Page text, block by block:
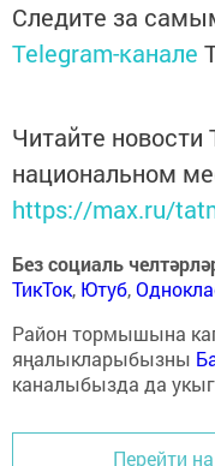
Следите за
Telegram-канале
Читайте новости
национальном
https://max.ru/
Без социаль
ТикТок, Ютуб,
Район тормышына
яңалыкларыбызны
каналыбызда да
Перейти